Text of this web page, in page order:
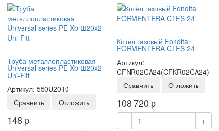
Труба металлопластиковая
Universal series PE-Xb Ш20x2
Uni-Fitt
Артикул: 550U2010
Сравнить
Отложить
148 p
Котёл газовый Fondital
FORMENTERA CTFS 24
Артикул:
CFNR02CA24(CFKR02CA24)
Сравнить
Отложить
108 720 p
- +